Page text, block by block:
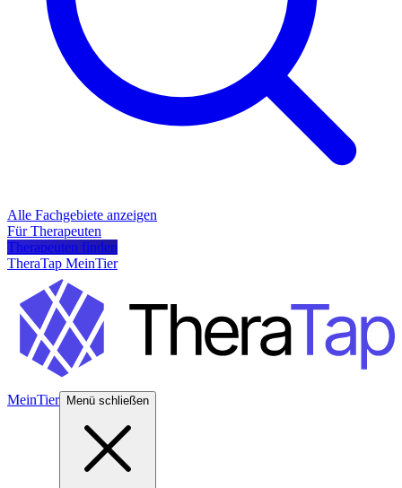
Alle Fachgebiete anzeigen
Für Therapeuten
Therapeuten finden
TheraTap MeinTier
MeinTier Menü schließen